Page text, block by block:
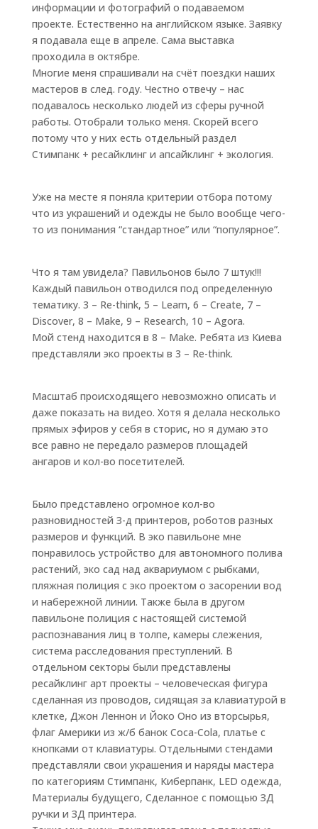
информации и фотографий о подаваемом
проекте. Естественно на английском языке. Заявку
я подавала еще в апреле. Сама выставка
проходила в октябре.
Многие меня спрашивали на счёт поездки наших
мастеров в след. году. Честно отвечу – нас
подавалось несколько людей из сферы ручной
работы. Отобрали только меня. Скорей всего
потому что у них есть отдельный раздел
Стимпанк + ресайклинг и апсайклинг + экология.
Уже на месте я поняла критерии отбора потому
что из украшений и одежды не было вообще чего-
то из понимания “стандартное” или “популярное”.
Что я там увидела? Павильонов было 7 штук!!!
Каждый павильон отводился под определенную
тематику. 3 – Re-think, 5 – Learn, 6 – Create, 7 –
Discover, 8 – Make, 9 – Research, 10 – Agora.
Мой стенд находится в 8 – Make. Ребята из Киева
представляли эко проекты в 3 – Re-think.
Масштаб происходящего невозможно описать и
даже показать на видео. Хотя я делала несколько
прямых эфиров у себя в сторис, но я думаю это
все равно не передало размеров площадей
ангаров и кол-во посетителей.
Было представлено огромное кол-во
разновидностей З-д принтеров, роботов разных
размеров и функций. В эко павильоне мне
понравилось устройство для автономного полива
растений, эко сад над аквариумом с рыбками,
пляжная полиция с эко проектом о засорении вод
и набережной линии. Также была в другом
павильоне полиция с настоящей системой
распознавания лиц в толпе, камеры слежения,
система расследования преступлений. В
отдельном секторы были представлены
ресайклинг арт проекты – человеческая фигура
сделанная из проводов, сидящая за клавиатурой в
клетке, Джон Леннон и Йоко Оно из вторсырья,
флаг Америки из ж/б банок Coca-Cola, платье с
кнопками от клавиатуры. Отдельными стендами
представляли свои украшения и наряды мастера
по категориям Стимпанк, Киберпанк, LED одежда,
Материалы будущего, Сделанное с помощью ЗД
ручки и ЗД принтера.